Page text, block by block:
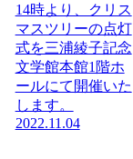
14時より、クリス
マスツリーの点灯
式を三浦綾子記念
文学館本館1階ホ
ールにて開催いた
します。
2022.11.04